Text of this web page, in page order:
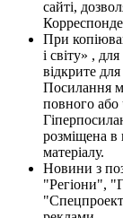
сайті,
При
і світу» ,
відкрите
Посилання
повного або
розміщена в
матеріалу.
Новини з
"Регіони",